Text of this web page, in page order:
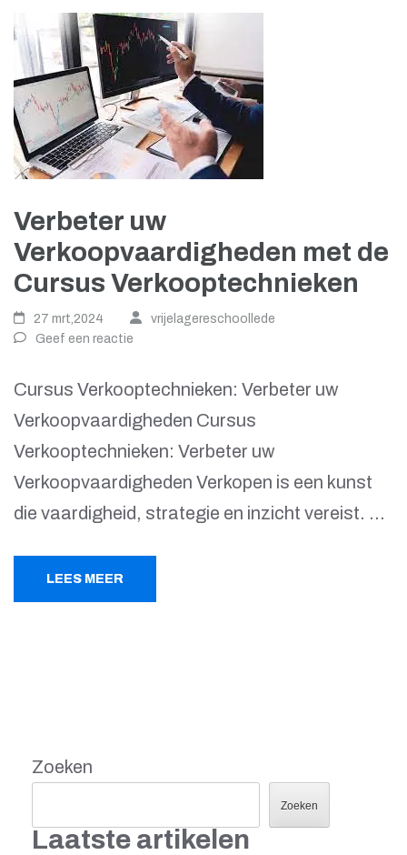
Verbeter uw
Verkoopvaardigheden met de
Cursus Verkooptechnieken
27 mrt,2024
vrijelagereschoollede
Geef een reactie
Cursus Verkooptechnieken: Verbeter uw
Verkoopvaardigheden Cursus
Verkooptechnieken: Verbeter uw
Verkoopvaardigheden Verkopen is een kunst
die vaardigheid, strategie en inzicht vereist. …
LEES MEER
Zoeken
Zoeken
Laatste artikelen